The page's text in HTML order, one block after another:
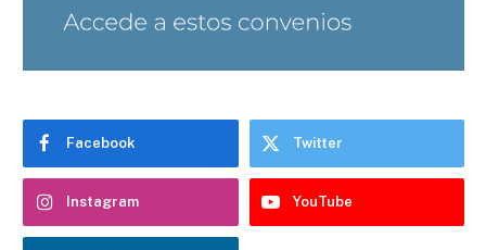
Facebook Twitter
Instagram YouTube